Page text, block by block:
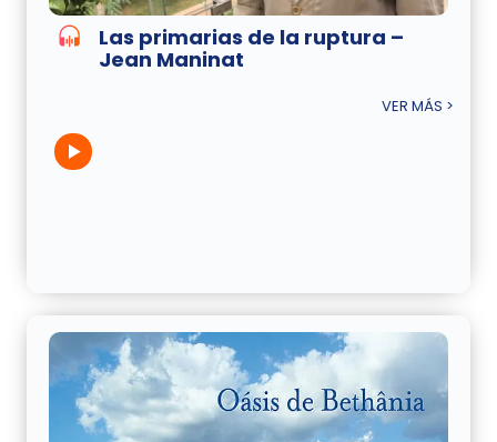
Las primarias de la ruptura –
Jean Maninat
VER MÁS >